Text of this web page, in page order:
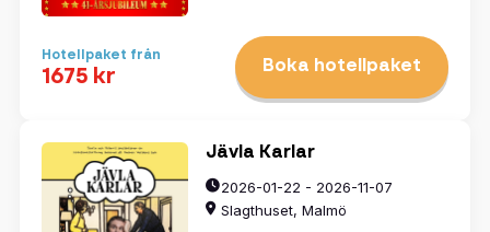
Hotellpaket från
1675 kr Boka hotellpaket
Jävla Karlar
2026-01-22 - 2026-11-07
Slagthuset, Malmö